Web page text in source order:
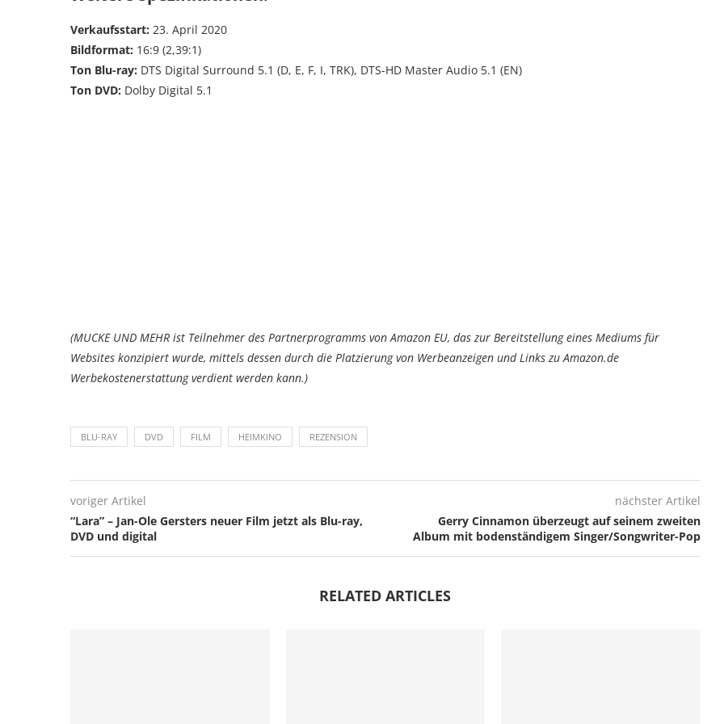
Verkaufsstart: 23. April 2020
Bildformat: 16:9 (2,39:1)
Ton Blu-ray: DTS Digital Surround 5.1 (D, E, F, I, TRK), DTS-HD Master Audio 5.1 (EN)
Ton DVD: Dolby Digital 5.1
(MUCKE UND MEHR ist Teilnehmer des Partnerprogramms von Amazon EU, das zur Bereitstellung eines Mediums für
Websites konzipiert wurde, mittels dessen durch die Platzierung von Werbeanzeigen und Links zu Amazon.de
Werbekostenerstattung verdient werden kann.)
BLU-RAY DVD FILM HEIMKINO REZENSION
voriger Artikel
“Lara” – Jan-Ole Gersters neuer Film jetzt als Blu-ray,
DVD und digital
nächster Artikel
Gerry Cinnamon überzeugt auf seinem zweiten
Album mit bodenständigem Singer/Songwriter-Pop
RELATED ARTICLES